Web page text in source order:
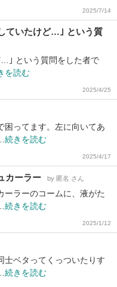
2025/7/14
ていたけど…｣ という質
｣ という質問をした者で
を読む
2025/4/25
困ってます。左に向いてあ
続きを読む
2025/4/17
カーラー by 匿名 さん
ーラーのコームに、液がた
続きを読む
2025/1/12
士ベタってくっついたりす
続きを読む